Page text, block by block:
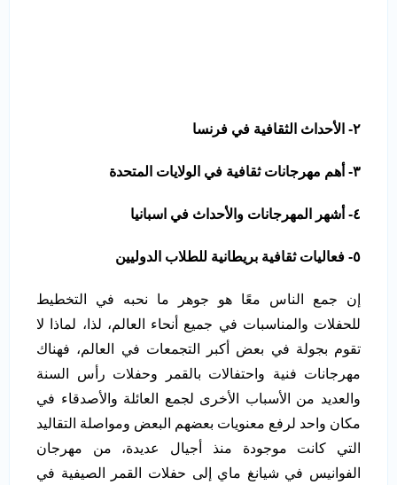
٢- الأحداث الثقافية في فرنسا
٣- أهم مهرجانات ثقافية في الولايات المتحدة
٤- أشهر المهرجانات والأحداث في اسبانيا
٥- فعاليات ثقافية بريطانية للطلاب الدوليين
إن جمع الناس معًا هو جوهر ما نحبه في التخطيط
للحفلات والمناسبات في جميع أنحاء العالم، لذا، لماذا لا
تقوم بجولة في بعض أكبر التجمعات في العالم، فهناك
مهرجانات فنية واحتفالات بالقمر وحفلات رأس السنة
والعديد من الأسباب الأخرى لجمع العائلة والأصدقاء في
مكان واحد لرفع معنويات بعضهم البعض ومواصلة التقاليد
التي كانت موجودة منذ أجيال عديدة، من مهرجان
الفوانيس في شيانغ ماي إلى حفلات القمر الصيفية في